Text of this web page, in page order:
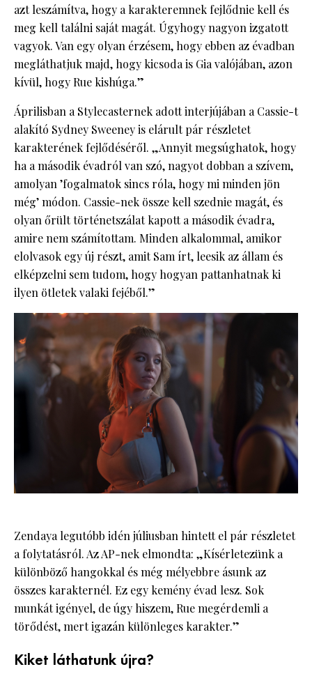
azt leszámítva, hogy a karakteremnek fejlődnie kell és
meg kell találni saját magát. Úgyhogy nagyon izgatott
vagyok. Van egy olyan érzésem, hogy ebben az évadban
megláthatjuk majd, hogy kicsoda is Gia valójában, azon
kívül, hogy Rue kishúga.”
Áprilisban a Stylecasternek adott interjújában a Cassie-t
alakító Sydney Sweeney is elárult pár részletet
karakterének fejlődéséről. „Annyit megsúghatok, hogy
ha a második évadról van szó, nagyot dobban a szívem,
amolyan ’fogalmatok sincs róla, hogy mi minden jön
még’ módon. Cassie-nek össze kell szednie magát, és
olyan őrült történetszálat kapott a második évadra,
amire nem számítottam. Minden alkalommal, amikor
elolvasok egy új részt, amit Sam írt, leesik az állam és
elképzelni sem tudom, hogy hogyan pattanhatnak ki
ilyen ötletek valaki fejéből.”
Zendaya legutóbb idén júliusban hintett el pár részletet
a folytatásról. Az AP-nek elmondta: „Kísérletezünk a
különböző hangokkal és még mélyebbre ásunk az
összes karakternél. Ez egy kemény évad lesz. Sok
munkát igényel, de úgy hiszem, Rue megérdemli a
törődést, mert igazán különleges karakter.”
Kiket láthatunk újra?